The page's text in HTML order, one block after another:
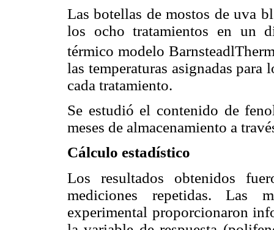
Las botellas de mostos de uva
los ocho tratamientos en un
térmico modelo
las temperaturas asignadas
cada tratamiento.
Se estudió el contenido de
meses de almacenamiento a
Cálculo estadístico
Los resultados obtenidos
mediciones repetidas. Las
experimental proporcionaron